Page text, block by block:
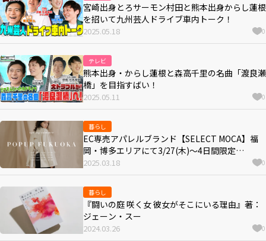
宮崎出身とろサーモン村田と熊本出身からし蓮根
を招いて九州芸人ドライブ車内トーク！
2025.05.18 0
テレビ
熊本出身・からし蓮根と森高千里の名曲「渡良瀬
橋」を目指すばい！
2025.05.11 0
暮らし
EC専売アパレルブランド【SELECT MOCA】福
岡・博多エリアにて3/27(木)～4日間限定
POPUPSTOREを開催！
2025.03.18 0
暮らし
『闘いの庭 咲く女 彼女がそこにいる理由』著：
ジェーン・スー
2024.03.26 0